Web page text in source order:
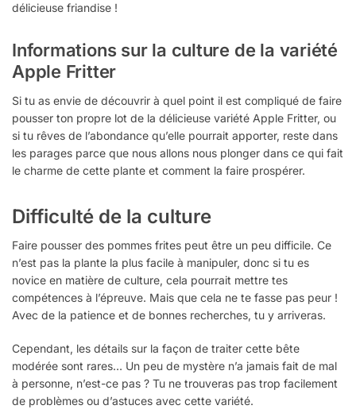
délicieuse friandise !
Informations sur la culture de la variété
Apple Fritter
Si tu as envie de découvrir à quel point il est compliqué de faire
pousser ton propre lot de la délicieuse variété Apple Fritter, ou
si tu rêves de l’abondance qu’elle pourrait apporter, reste dans
les parages parce que nous allons nous plonger dans ce qui fait
le charme de cette plante et comment la faire prospérer.
Difficulté de la culture
Faire pousser des pommes frites peut être un peu difficile. Ce
n’est pas la plante la plus facile à manipuler, donc si tu es
novice en matière de culture, cela pourrait mettre tes
compétences à l’épreuve. Mais que cela ne te fasse pas peur !
Avec de la patience et de bonnes recherches, tu y arriveras.
Cependant, les détails sur la façon de traiter cette bête
modérée sont rares… Un peu de mystère n’a jamais fait de mal
à personne, n’est-ce pas ? Tu ne trouveras pas trop facilement
de problèmes ou d’astuces avec cette variété.